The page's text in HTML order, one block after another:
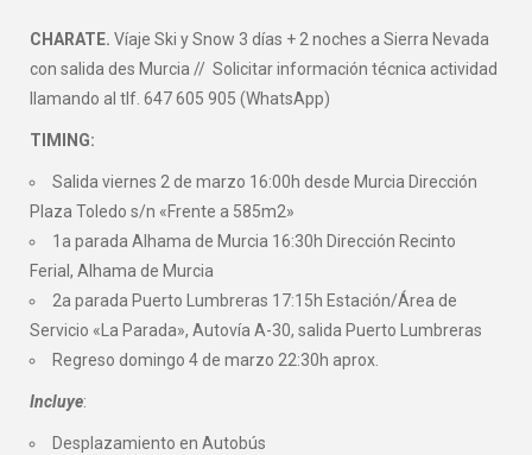
CHARATE. Víaje Ski y Snow 3 días + 2 noches a Sierra Nevada
con salida des Murcia // Solicitar información técnica actividad
llamando al tlf. 647 605 905 (WhatsApp)
TIMING:
Salida viernes 2 de marzo 16:00h desde Murcia Dirección
Plaza Toledo s/n «Frente a 585m2»
1a parada Alhama de Murcia 16:30h Dirección Recinto
Ferial, Alhama de Murcia
2a parada Puerto Lumbreras 17:15h Estación/Área de
Servicio «La Parada», Autovía A-30, salida Puerto Lumbreras
Regreso domingo 4 de marzo 22:30h aprox.
Incluye:
Desplazamiento en Autobús